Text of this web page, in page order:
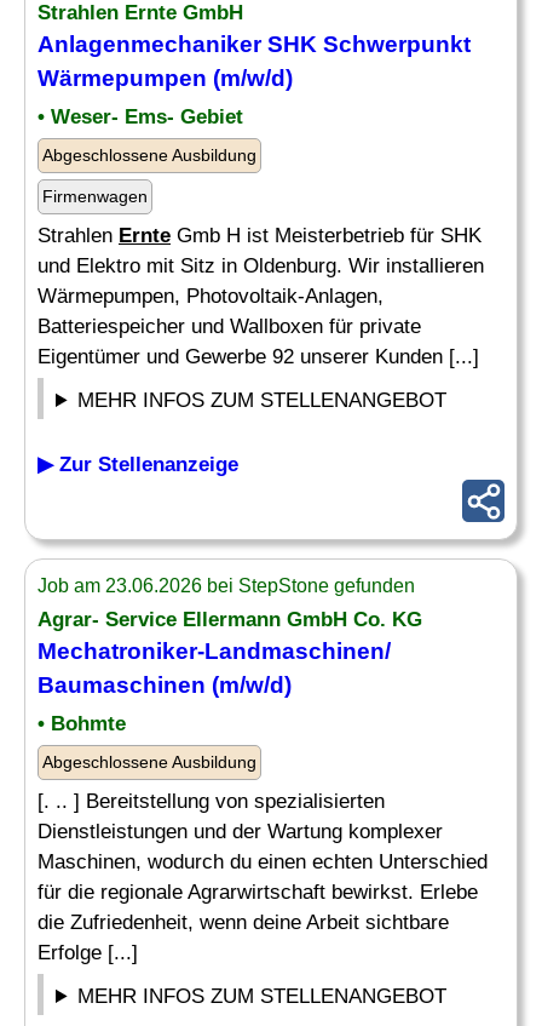
Strahlen Ernte GmbH
Anlagenmechaniker SHK Schwerpunkt
Wärmepumpen (m/w/d)
• Weser- Ems- Gebiet
Abgeschlossene Ausbildung
Firmenwagen
Strahlen Ernte Gmb H ist Meisterbetrieb für SHK
und Elektro mit Sitz in Oldenburg. Wir installieren
Wärmepumpen, Photovoltaik-Anlagen,
Batteriespeicher und Wallboxen für private
Eigentümer und Gewerbe 92 unserer Kunden [...]
MEHR INFOS ZUM STELLENANGEBOT
▶ Zur Stellenanzeige
Job am 23.06.2026 bei StepStone gefunden
Agrar- Service Ellermann GmbH Co. KG
Mechatroniker-Landmaschinen/
Baumaschinen (m/w/d)
• Bohmte
Abgeschlossene Ausbildung
[. .. ] Bereitstellung von spezialisierten
Dienstleistungen und der Wartung komplexer
Maschinen, wodurch du einen echten Unterschied
für die regionale Agrarwirtschaft bewirkst. Erlebe
die Zufriedenheit, wenn deine Arbeit sichtbare
Erfolge [...]
MEHR INFOS ZUM STELLENANGEBOT